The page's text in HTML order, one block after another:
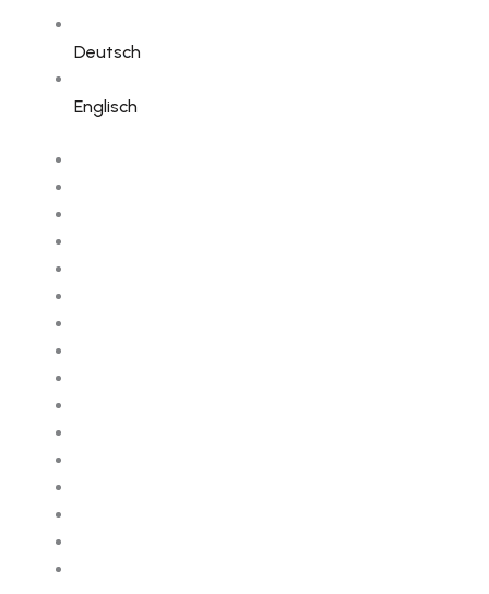
Deutsch
Englisch